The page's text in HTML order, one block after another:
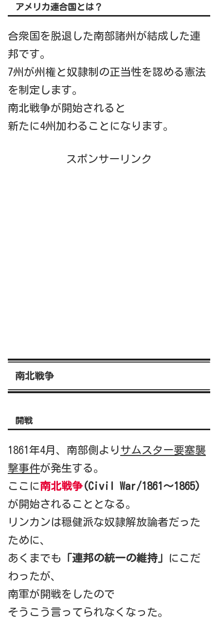
アメリカ連合国とは？
合衆国を脱退した南部諸州が結成した連
邦です。
7州が州権と奴隷制の正当性を認める憲法
を制定します。
南北戦争が開始されると
新たに4州加わることになります。
スポンサーリンク
南北戦争
開戦
1861年4月、南部側よりサムスター要塞襲
撃事件が発生する。
ここに南北戦争(Civil War/1861～1865)
が開始されることとなる。
リンカンは穏健派な奴隷解放論者だった
ために、
あくまでも 「連邦の統一の維持」
にこだ
わったが、
南軍が開戦をしたので
そうこう言ってられなくなった。